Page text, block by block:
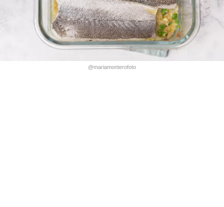
@mariamonterofoto